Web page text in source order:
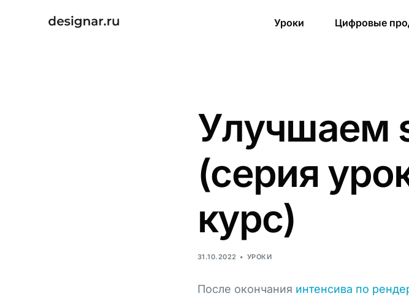
Уроки Цифровые
Улучшаем
(серия
курс)
31.10.2022 УРОКИ
После окончания интенсива по